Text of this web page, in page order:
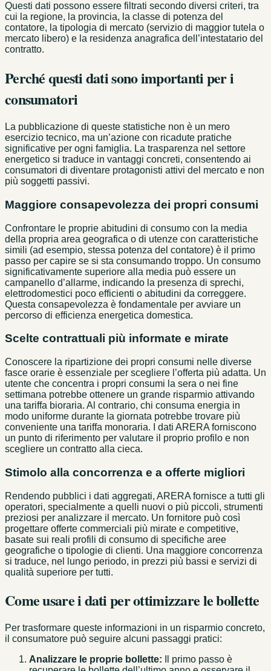
Questi dati possono essere filtrati secondo diversi criteri, tra
cui la regione, la provincia, la classe di potenza del
contatore, la tipologia di mercato (servizio di maggior tutela o
mercato libero) e la residenza anagrafica dell’intestatario del
contratto.
Perché questi dati sono importanti per i
consumatori
La pubblicazione di queste statistiche non è un mero
esercizio tecnico, ma un’azione con ricadute pratiche
significative per ogni famiglia. La trasparenza nel settore
energetico si traduce in vantaggi concreti, consentendo ai
consumatori di diventare protagonisti attivi del mercato e non
più soggetti passivi.
Maggiore consapevolezza dei propri consumi
Confrontare le proprie abitudini di consumo con la media
della propria area geografica o di utenze con caratteristiche
simili (ad esempio, stessa potenza del contatore) è il primo
passo per capire se si sta consumando troppo. Un consumo
significativamente superiore alla media può essere un
campanello d’allarme, indicando la presenza di sprechi,
elettrodomestici poco efficienti o abitudini da correggere.
Questa consapevolezza è fondamentale per avviare un
percorso di efficienza energetica domestica.
Scelte contrattuali più informate e mirate
Conoscere la ripartizione dei propri consumi nelle diverse
fasce orarie è essenziale per scegliere l’offerta più adatta. Un
utente che concentra i propri consumi la sera o nei fine
settimana potrebbe ottenere un grande risparmio attivando
una tariffa bioraria. Al contrario, chi consuma energia in
modo uniforme durante la giornata potrebbe trovare più
conveniente una tariffa monoraria. I dati ARERA forniscono
un punto di riferimento per valutare il proprio profilo e non
scegliere un contratto alla cieca.
Stimolo alla concorrenza e a offerte migliori
Rendendo pubblici i dati aggregati, ARERA fornisce a tutti gli
operatori, specialmente a quelli nuovi o più piccoli, strumenti
preziosi per analizzare il mercato. Un fornitore può così
progettare offerte commerciali più mirate e competitive,
basate sui reali profili di consumo di specifiche aree
geografiche o tipologie di clienti. Una maggiore concorrenza
si traduce, nel lungo periodo, in prezzi più bassi e servizi di
qualità superiore per tutti.
Come usare i dati per ottimizzare le bollette
Per trasformare queste informazioni in un risparmio concreto,
il consumatore può seguire alcuni passaggi pratici:
Analizzare le proprie bollette: Il primo passo è